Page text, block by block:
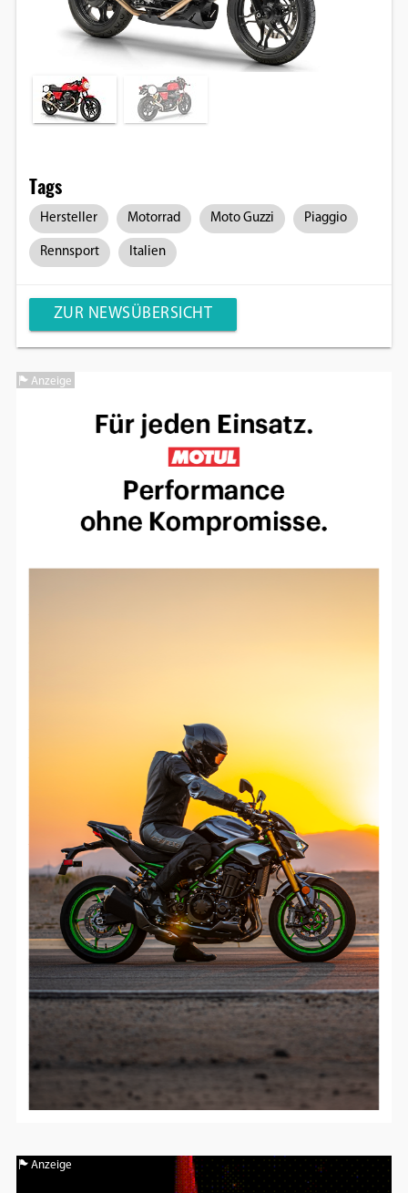
Tags
Hersteller Motorrad Moto Guzzi Piaggio
Rennsport Italien
ZUR NEWSÜBERSICHT
Anzeige
Anzeige